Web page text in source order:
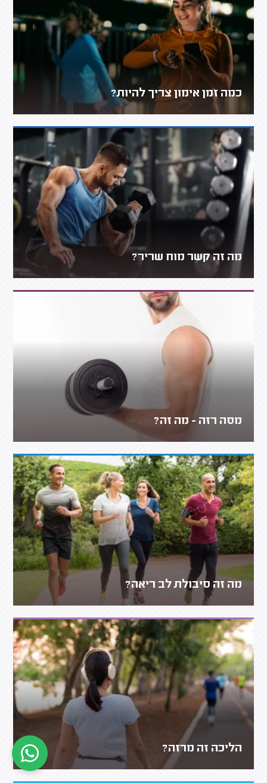
כמה זמן אימון צריך להיות?
מה זה קשר מוח שריר?
מסה רזה - מה זה?
מה זה סיבולת לב ריאה?
הליכה זה מרזה?